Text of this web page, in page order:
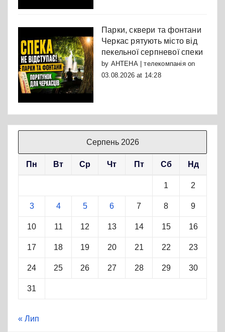
Парки, сквери та фонтани
Черкас рятують місто від
пекельної серпневої спеки
by АНТЕНА | телекомпаніяon
03.08.2026 at 14:28
Серпень 2026
Пн Вт Ср Чт Пт Сб Нд
1 2
3 4 5 6 7 8 9
10 11 12 13 14 15 16
17 18 19 20 21 22 23
24 25 26 27 28 29 30
31
« Лип